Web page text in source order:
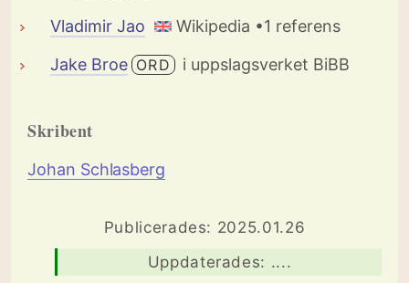
Vladimir Jao
Wikipedia •1 referens
Jake Broe ORD i uppslagsverket BiBB
Skribent
Johan Schlasberg
Publicerades: 2025.01.26
Uppdaterades: ....